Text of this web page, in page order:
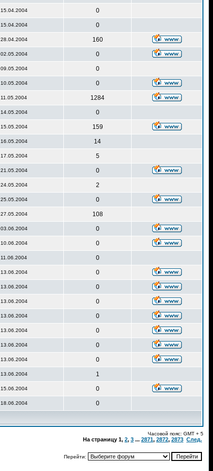
15.04.2004 0
15.04.2004 0
28.04.2004 160
02.05.2004 0
09.05.2004 0
10.05.2004 0
11.05.2004 1284
14.05.2004 0
15.05.2004 159
16.05.2004 14
17.05.2004 5
21.05.2004 0
24.05.2004 2
25.05.2004 0
27.05.2004 108
03.06.2004 0
10.06.2004 0
11.06.2004 0
13.06.2004 0
13.06.2004 0
13.06.2004 0
13.06.2004 0
13.06.2004 0
13.06.2004 0
13.06.2004 0
13.06.2004 1
15.06.2004 0
18.06.2004 0
Часовой пояс: GMT + 5
На страницу 1, 2, 3 ... 2871, 2872, 2873 След.
Перейти: